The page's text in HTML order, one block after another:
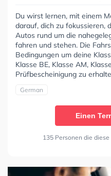
Du wirst lernen, mit einem
darauf, dich zu fokussieren,
Autos rund um die
fahren und stehen. Die
Bedingungen um deine
Klasse BE, Klasse AM,
Prüfbescheinigung zu
German
Einen
135 Personen die